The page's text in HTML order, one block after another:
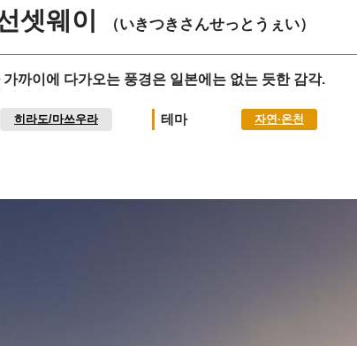
셋웨이 （いきつきさんせっとうぇい）
까이에 다가오는 풍경은 일본에는 없는 듯한 감각.
히라도/마쓰우라 테마 자연∙온천